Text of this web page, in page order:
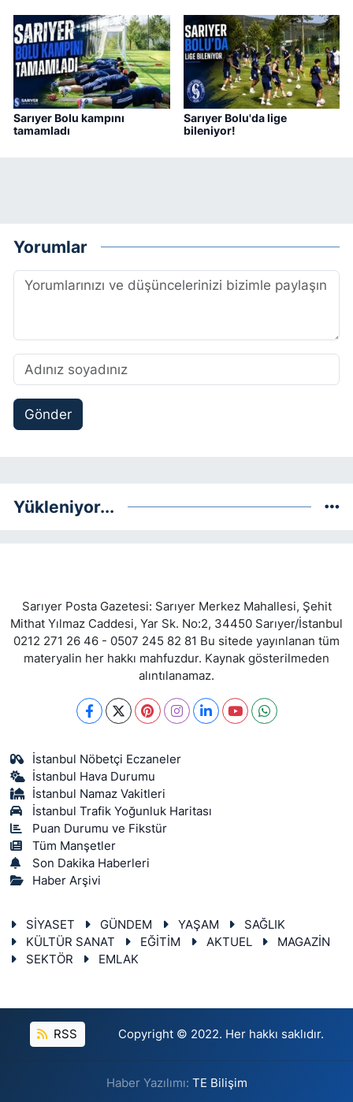
Sarıyer Bolu kampını
tamamladı
Sarıyer Bolu'da lige
bileniyor!
Yorumlar
Gönder
Yükleniyor...
Sarıyer Posta Gazetesi: Sarıyer Merkez Mahallesi, Şehit
Mithat Yılmaz Caddesi, Yar Sk. No:2, 34450 Sarıyer/İstanbul
0212 271 26 46 - 0507 245 82 81 Bu sitede yayınlanan tüm
materyalin her hakkı mahfuzdur. Kaynak gösterilmeden
alıntılanamaz.
İstanbul Nöbetçi Eczaneler
İstanbul Hava Durumu
İstanbul Namaz Vakitleri
İstanbul Trafik Yoğunluk Haritası
Puan Durumu ve Fikstür
Tüm Manşetler
Son Dakika Haberleri
Haber Arşivi
SİYASET GÜNDEM YAŞAM
SAĞLIK
KÜLTÜR SANAT
EĞİTİM AKTUEL
MAGAZİN
SEKTÖR
EMLAK
RSS Copyright © 2022. Her hakkı saklıdır.
Haber Yazılımı: TE Bilişim